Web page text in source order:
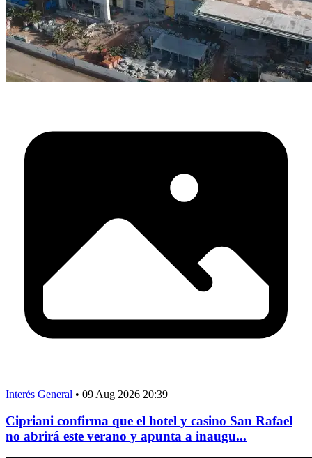
Interés General • 09 Aug 2026 20:39
Cipriani confirma que el hotel y casino San Rafael
no abrirá este verano y apunta a inaugu...